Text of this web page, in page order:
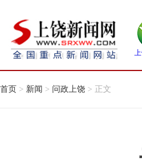
首页 > 新闻 > 问政上饶 > 正文